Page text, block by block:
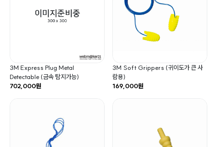
3M Express Plug Metal
Detectable (금속 탐지가능)
702,000원
3M Soft Grippers (귀이도가 큰 사
람용)
169,000원